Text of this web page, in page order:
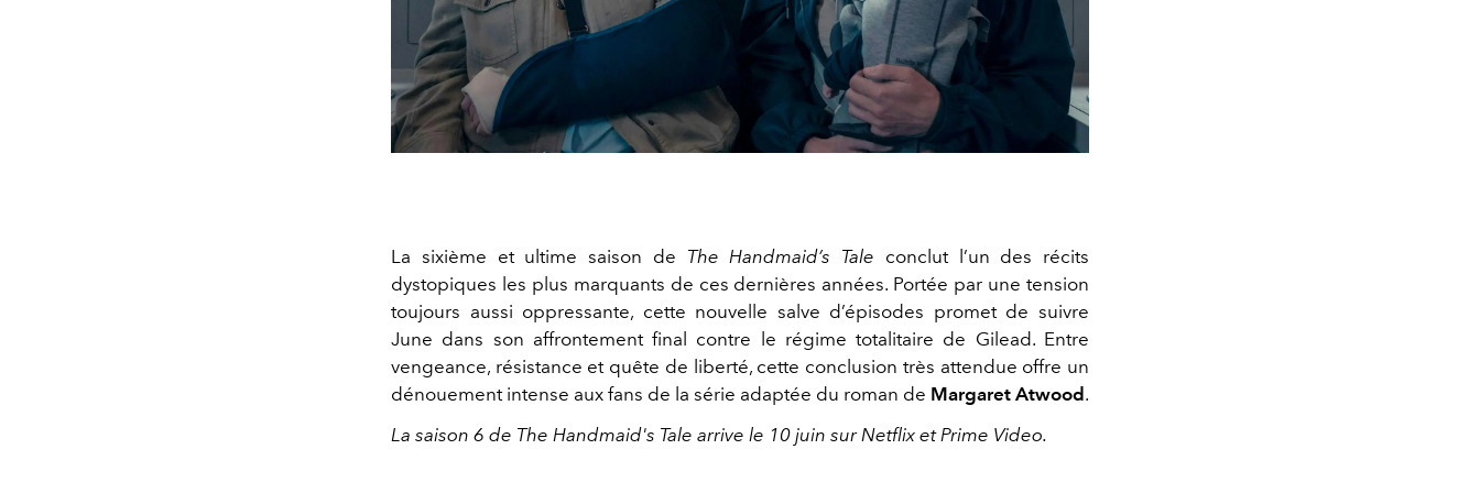
La sixième et ultime saison de The Handmaid’s Tale conclut l’un des récits
dystopiques les plus marquants de ces dernières années. Portée par une tension
toujours aussi oppressante, cette nouvelle salve d’épisodes promet de suivre
June dans son affrontement final contre le régime totalitaire de Gilead. Entre
vengeance, résistance et quête de liberté, cette conclusion très attendue offre un
dénouement intense aux fans de la série adaptée du roman de Margaret Atwood .
La saison 6 de The Handmaid's Tale arrive le 10 juin sur Netflix et Prime Video.